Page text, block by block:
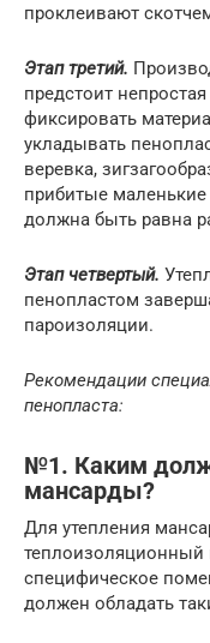
проклеивают
Этап третий.
предстоит
фиксировать
укладывать
веревка,
прибитые
должна быть равна
Этап четвертый.
пенопластом
пароизоляции.
Рекомендации
пенопласта:
№1. Каким
мансарды?
Для утепления
теплоизоляционный
специфическое
должен обладать